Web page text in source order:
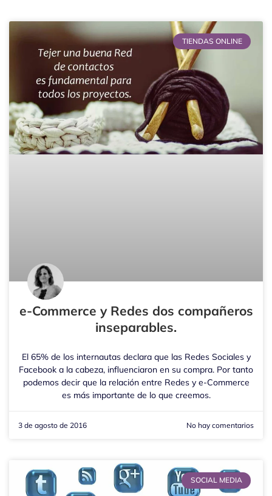
TIENDAS ONLINE
e-Commerce y Redes dos compañeros
inseparables.
El 65% de los internautas declara que las Redes Sociales y
Facebook a la cabeza, influenciaron en su compra. Por tanto
podemos decir que la relación entre Redes y e-Commerce
es más importante de lo que creemos.
3 de agosto de 2016 No hay comentarios
SOCIAL MEDIA
Página PáginaPáginaPágina